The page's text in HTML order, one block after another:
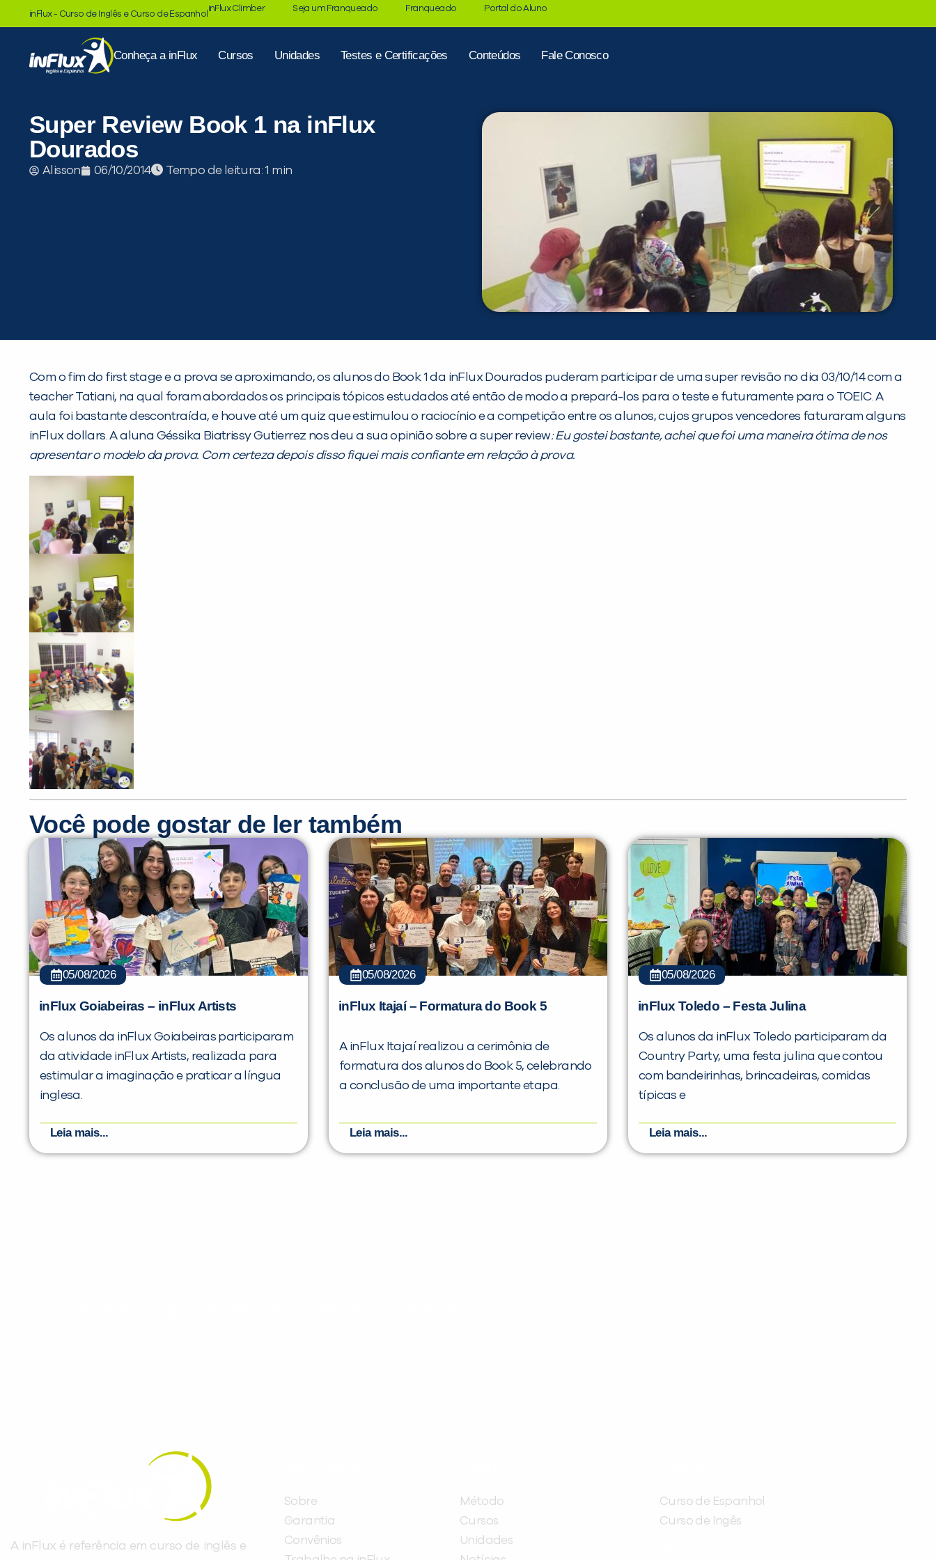
inFlux - Curso de Inglês e Curso de Espanhol
inFlux Climber Seja um Franqueado Franqueado Portal do Aluno
Conheça a inFlux Cursos Unidades Testes e Certificações Conteúdos Fale Conosco
Super Review Book 1 na inFlux
Dourados
Alisson 06/10/2014 Tempo de leitura:
Com o fim do first stage e a prova se aproximando, os alunos do Book 1 da inFlux Dourados puderam participar de uma super revisão no dia 03/10/14 com a
teacher Tatiani, na qual foram abordados os principais tópicos estudados até então de modo a prepará-los para o teste e futuramente para o TOEIC. A
aula foi bastante descontraída, e houve até um quiz que estimulou o raciocínio e a competição entre os alunos, cujos grupos vencedores faturaram alguns
inFlux dollars. A aluna Géssika Biatrissy Gutierrez nos deu a sua opinião sobre a super review: Eu gostei bastante, achei que foi uma maneira ótima de nos
apresentar o modelo da prova. Com certeza depois disso fiquei mais confiante em relação à prova.
Você pode gostar de ler também
05/08/2026
inFlux Goiabeiras – inFlux Artists
Os alunos da inFlux Goiabeiras participaram
da atividade inFlux Artists, realizada para
estimular a imaginação e praticar a língua
inglesa.
Leia mais...
05/08/2026
inFlux Itajaí – Formatura do Book 5
A inFlux Itajaí realizou a cerimônia de
formatura dos alunos do Book 5, celebrando
a conclusão de uma importante etapa.
Leia mais...
05/08/2026
inFlux Toledo – Festa Julina
Os alunos da inFlux Toledo participaram da
Country Party, uma festa julina que contou
com bandeirinhas, brincadeiras, comidas
típicas e
Leia mais...
A inFlux é referência em curso de inglês e
Sobre
Garantia
Convênios
Método
Cursos
Unidades
Curso de Espanhol
Curso de Ingês
PEÇA UMA DEMONSTRAÇÃO DE MÉTODO